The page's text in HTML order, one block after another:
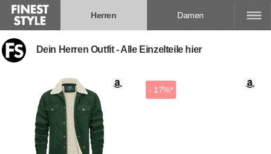
Herren Damen
Dein Herren Outfit - Alle Einzelteile hier
- 17%*